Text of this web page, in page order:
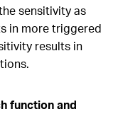
sensitivity as
in more triggered
results in
function and